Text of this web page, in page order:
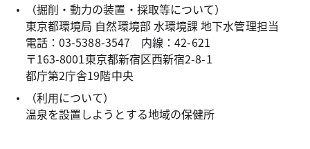
（掘削・動力の装置・採取等について）
東京都環境局 自然環境部 水環境課 地下水管理担当
電話：03-5388-3547 内線：42-621
〒163-8001東京都新宿区西新宿2-8-1
都庁第2庁舎19階中央
（利用について）
温泉を設置しようとする地域の保健所